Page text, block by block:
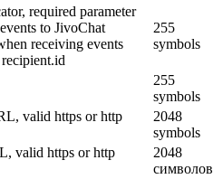
required parameter
to JivoChat
receiving events
255
symbols
255
symbols
valid https or http
2048
symbols
valid https or http
2048
символов